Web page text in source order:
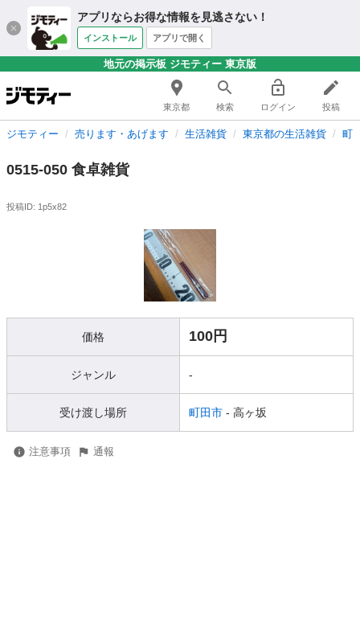
アプリならお得な情報を見逃さない！
インストール アプリで開く
地元の掲示板 ジモティー 東京版
東京都 検索 ログイン 投稿
ジモティー 売ります・あげます 生活雑貨 東京都の生活雑貨 町
0515-050 食卓雑貨
投稿ID: 1p5x82
価格 100円
ジャンル -
受け渡し場所 町田市 - 高ヶ坂
注意事項 通報